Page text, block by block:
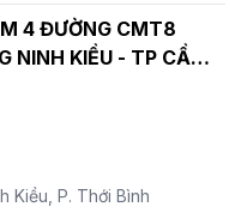
4 ĐƯỜNG CMT8
NINH KIỀU - TP CẦN
Kiều, P. Thới Bình